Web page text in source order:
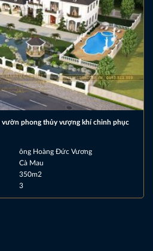
vườn phong thủy vượng khí chinh phục
ông Hoàng Đức Vương
Cà Mau
350m2
3